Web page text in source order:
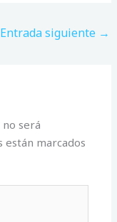
Entrada siguiente →
será
están marcados